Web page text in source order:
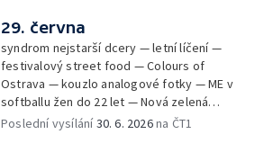
29. června
syndrom nejstarší dcery — letní líčení —
festivalový street food — Colours of
Ostrava — kouzlo analogové fotky — ME v
softballu žen do 22 let — Nová zelená
úsporám — Global Teacher Prize Czech
Poslední vysílání30. 6. 2026na ČT1